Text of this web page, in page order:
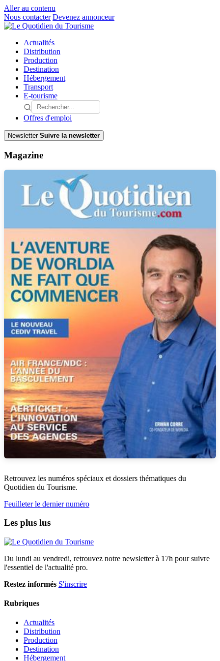
Aller au contenu
Nous contacter Devenez annonceur
Actualités
Distribution
Production
Destination
Hébergement
Transport
E-tourisme
Offres d'emploi
Newsletter Suivre la newsletter
Magazine
Retrouvez les numéros spéciaux et dossiers thématiques du
Quotidien du Tourisme.
Feuilleter le dernier numéro
Les plus lus
Du lundi au vendredi, retrouvez notre newsletter à 17h pour suivre
l'essentiel de l'actualité pro.
Restez informés S'inscrire
Rubriques
Actualités
Distribution
Production
Destination
Hébergement